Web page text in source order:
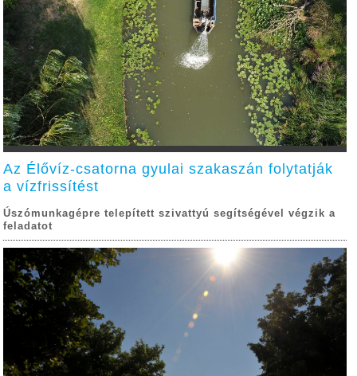
Az Élővíz-csatorna gyulai szakaszán folytatják
a vízfrissítést
Úszómunkagépre telepített szivattyú segítségével végzik a
feladatot